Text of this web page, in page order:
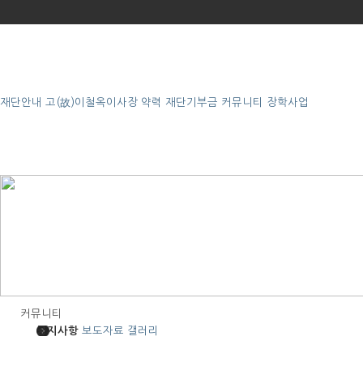
재단안내 고(故)이철옥이사장 약력 재단기부금 커뮤니티 장학사업
커뮤니티
공지사항 보도자료 갤러리